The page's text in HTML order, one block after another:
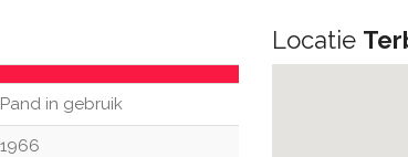
Pand in gebruik
1966
Locatie